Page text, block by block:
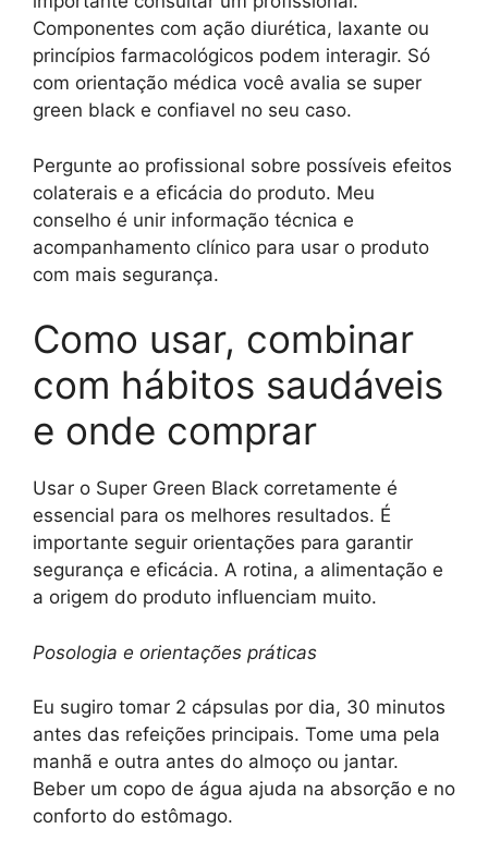
Componentes com ação diurética, laxante ou
princípios farmacológicos podem interagir. Só
com orientação médica você avalia se super
green black e confiavel no seu caso.
Pergunte ao profissional sobre possíveis efeitos
colaterais e a eficácia do produto. Meu
conselho é unir informação técnica e
acompanhamento clínico para usar o produto
com mais segurança.
Como usar, combinar
com hábitos saudáveis
e onde comprar
Usar o Super Green Black corretamente é
essencial para os melhores resultados. É
importante seguir orientações para garantir
segurança e eficácia. A rotina, a alimentação e
a origem do produto influenciam muito.
Posologia e orientações práticas
Eu sugiro tomar 2 cápsulas por dia, 30 minutos
antes das refeições principais. Tome uma pela
manhã e outra antes do almoço ou jantar.
Beber um copo de água ajuda na absorção e no
conforto do estômago.